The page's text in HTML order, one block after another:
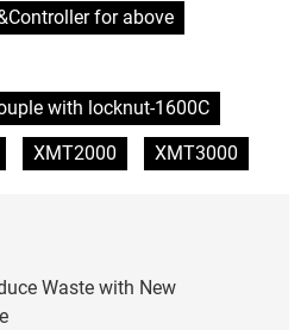
for above
with locknut-1600C
XMT2000 XMT3000
Waste with New